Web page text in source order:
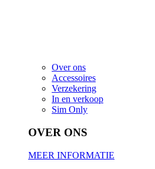
Over ons
Accessoires
Verzekering
In en verkoop
Sim Only
OVER ONS
MEER INFORMATIE